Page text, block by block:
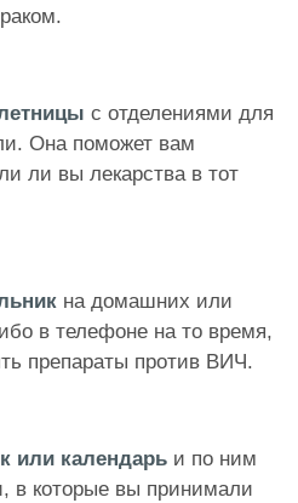
с отделениями для
Она поможет вам
ли вы лекарства в тот
на домашних или
в телефоне на то время,
препараты против ВИЧ.
или календарь и по ним
в которые вы принимали